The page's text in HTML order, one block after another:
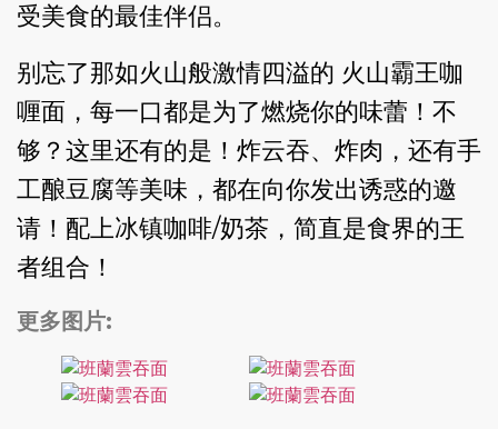
受美食的最佳伴侣。
别忘了那如火山般激情四溢的 火山霸王咖
喱面，每一口都是为了燃烧你的味蕾！不
够？这里还有的是！炸云吞、炸肉，还有手
工酿豆腐等美味，都在向你发出诱惑的邀
请！配上冰镇咖啡/奶茶，简直是食界的王
者组合！
更多图片: